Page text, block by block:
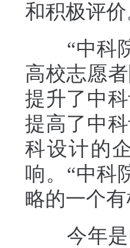
和积极评
“中科
高校志愿
提升了中
提高了中
科设计的
响。 “中科
略的一个
今年